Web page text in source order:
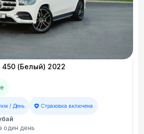
(Белый) 2022
/ День Страховка включена
один день